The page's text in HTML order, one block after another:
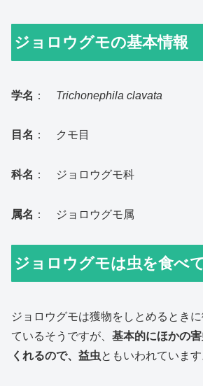
ジョロウグモの基本情報
学名 ： Trichonephila clavata
目名 ： クモ目
科名 ： ジョロウグモ科
属名 ： ジョロウグモ属
ジョロウグモは虫を食べ
ジョロウグモは獲物をしとめるとき
ているそうですが、 基本的にほかの
くれるので、益虫ともいわれています